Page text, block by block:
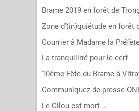
Brame 2019 en forêt de
Zone d’(in)quiétude en forêt
Courrier à Madame la
La tranquillité pour le cerf
10ème Fête du Brame à
Communiquez de presse
Le Gilou est mort …